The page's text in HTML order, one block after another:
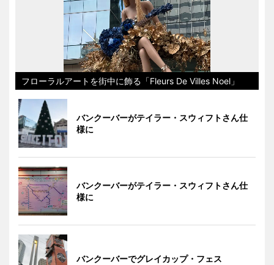
フローラルアートを街中に飾る「Fleurs De Villes Noel」
バンクーバーがテイラー・スウィフトさん仕
様に
バンクーバーがテイラー・スウィフトさん仕
様に
バンクーバーでグレイカップ・フェス